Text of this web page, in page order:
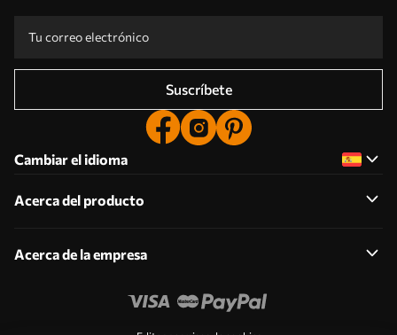
Suscríbete
Cambiar el idioma
Acerca del producto
Acerca de la empresa